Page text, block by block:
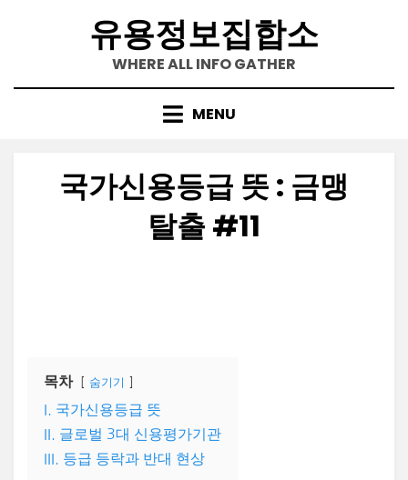
유용정보집합소
WHERE ALL INFO GATHER
MENU
국가신용등급 뜻 : 금맹
탈출 #11
목차 숨기기
I. 국가신용등급 뜻
II. 글로벌 3대 신용평가기관
III. 등급 등락과 반대 현상